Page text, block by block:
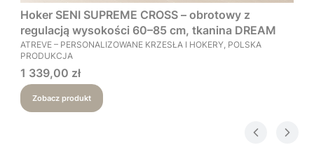
Hoker SENI SUPREME CROSS – obrotowy z
regulacją wysokości 60–85 cm, tkanina DREAM
PRODUCENT
ATREVE – PERSONALIZOWANE KRZESŁA I HOKERY, POLSKA
PRODUKCJA
Cena
1 339,00 zł
Zobacz produkt